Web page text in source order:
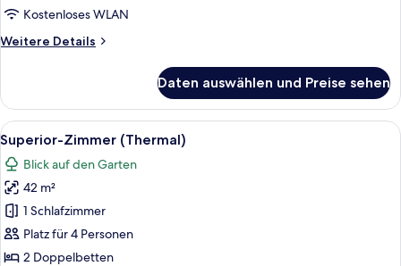
Kostenloses WLAN
Weitere Details
Weitere
Doppelzimmer,
2 Doppelbetten
Daten auswählen und Preise sehen
Alle
Fotos
für
Superior-
Zimmer
(Thermal)
anzeigen
Ein Hotelzimmer mit zwei Betten,
18
Superior-Zimmer (Thermal)
Blick auf den Garten
42 m²
1 Schlafzimmer
Platz für 4 Personen
2 Doppelbetten